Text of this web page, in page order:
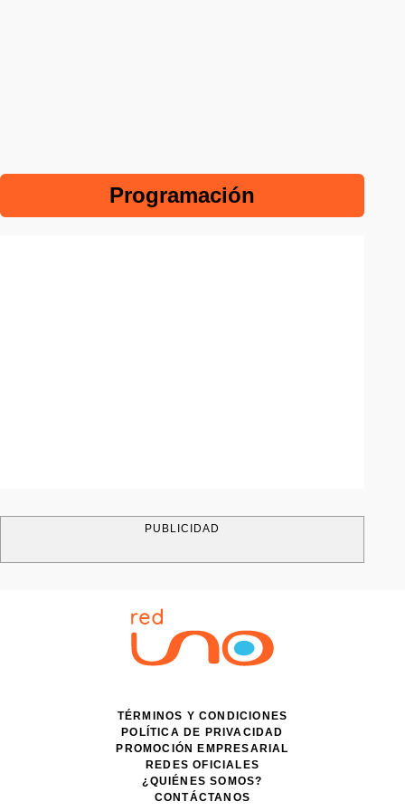
Programación
PUBLICIDAD
TÉRMINOS Y CONDICIONES
POLÍTICA DE PRIVACIDAD
PROMOCIÓN EMPRESARIAL
REDES OFICIALES
¿QUIÉNES SOMOS?
CONTÁCTANOS